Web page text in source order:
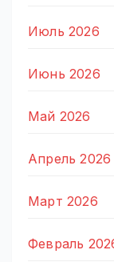
Июль 2026
Июнь 2026
Май 2026
Апрель 2026
Март 2026
Февраль